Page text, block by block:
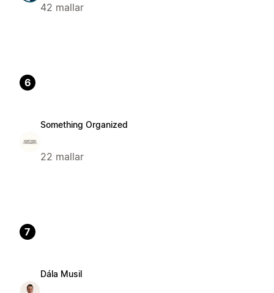
42 mallar
6
Something Organized
22 mallar
7
Dála Musil